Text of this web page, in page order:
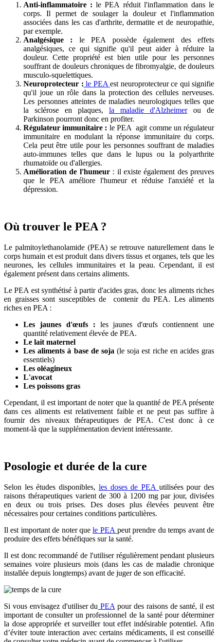
Anti-inflammatoire :le PEA réduit l'inflammation dans le
corps. Il permet de soulager la douleur et l'inflammation
associées dans les cas d'arthrite, dermatite et de neuropathie,
par exemple.
Analgésique : le PEA possède également des effets
analgésiques, ce qui signifie qu'il peut aider à réduire la
douleur. Cette propriété est bien utile pour les personnes
souffrant de douleurs chroniques de fibromyalgie, de douleurs
musculo-squelettiques.
Neuroprotecteur : le PEA est neuroprotecteur ce qui signifie
qu'il joue un rôle dans la protection des cellules nerveuses.
Les personnes atteintes de maladies neurologiques telles que
la sclérose en plaques, la maladie d'Alzheimerou de
Parkinson pourront donc en profiter.
Régulateur immunitaire : le PEA agit comme un régulateur
immunitaire en modulant la réponse immunitaire du corps.
Cela peut être utile pour les personnes souffrant de maladies
auto-immunes telles que dans le lupus ou la polyarthrite
rhumatoïde ou d'allergies.
Amélioration de l'humeur : il existe également des preuves
que le PEA améliore l'humeur et réduise l'anxiété et la
dépression.
Où trouver le PEA ?
Le palmitoylethanolamide (PEA) se retrouve naturellement dans le
corps humain et est produit dans divers tissus et organes, tels que les
neurones, les cellules immunitaires et la peau. Cependant, il est
également présent dans certains aliments.
Le PEA est synthétisé à partir d'acides gras, donc les aliments riches
en graisses sont susceptibles de contenir du PEA. Les aliments
riches en PEA :
Les jaunes d'œufs : les jaunes d'œufs contiennent une
quantité relativement élevée de PEA.
Le lait maternel
Les aliments à base de soja (le soja est riche en acides gras
essentiels)
Les oléagineux
L'avocat
Les poissons gras
Cependant, il est important de noter que la quantité de PEA présente
dans ces aliments est relativement faible et ne peut pas suffire à
fournir des niveaux thérapeutiques de PEA. C'est donc à ce
moment-là que la supplémentation devient intéressante.
Posologie et durée de la cure
Selon les études disponibles, les doses de PEA utilisées pour des
raisons thérapeutiques varient de 300 à 1200 mg par jour, divisées
en deux ou trois prises. Des doses plus élevées peuvent être
nécessaires pour certaines conditions particulières.
Il est important de noter quele PEApeut prendre du temps avant de
produire des effets bénéfiques sur la santé.
Il est donc recommandé de l'utiliser régulièrement pendant plusieurs
semaines voire plusieurs mois (dans les cas de maladie chronique
installée depuis longtemps) avant de juger de son efficacité.
Si vous envisagez d'utiliser du PEA pour des raisons de santé, il est
important de consulter un professionnel de la santé pour déterminer
la dose appropriée et surveiller tout effet indésirable potentiel. Afin
d’éviter toute interaction avec certains médicaments, il est conseillé